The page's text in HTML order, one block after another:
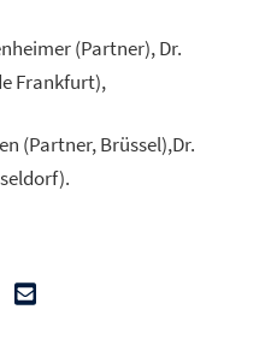
(Partner), Dr.
Frankfurt),
(Partner, Brüssel),Dr.